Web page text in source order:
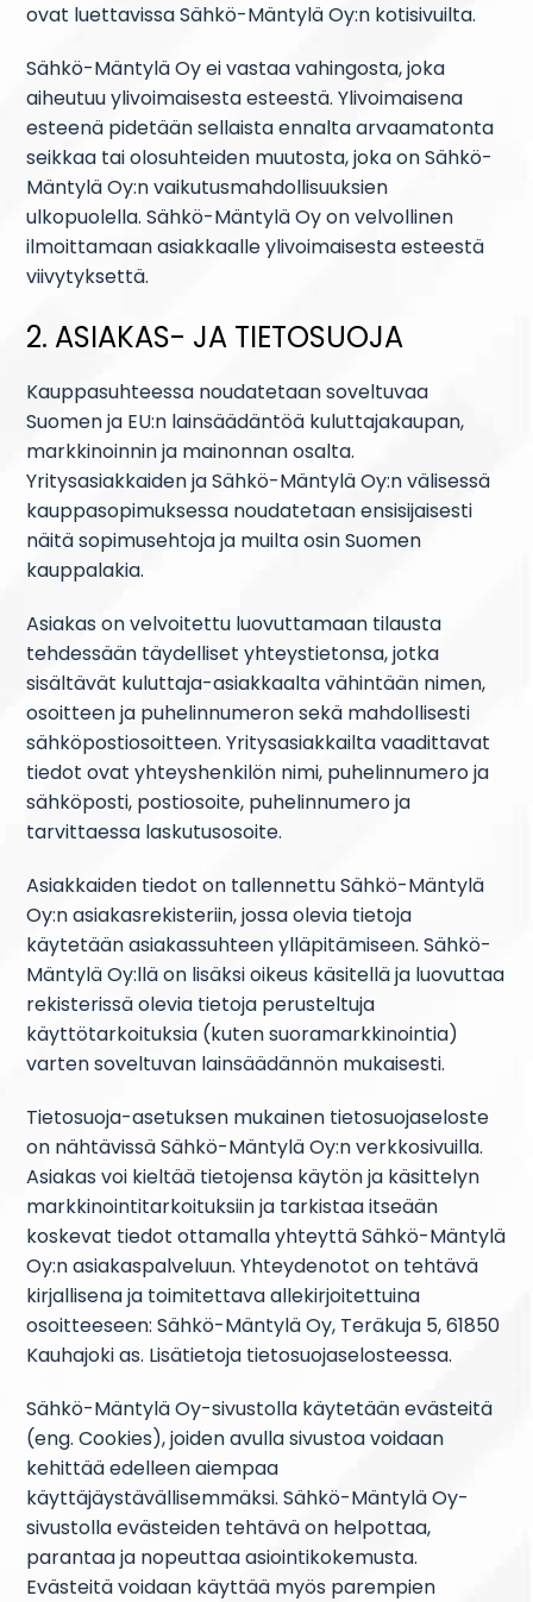
ovat luettavissa Sähkö-Mäntylä Oy:n kotisivuilta.
Sähkö-Mäntylä Oy ei vastaa vahingosta, joka
aiheutuu ylivoimaisesta esteestä. Ylivoimaisena
esteenä pidetään sellaista ennalta arvaamatonta
seikkaa tai olosuhteiden muutosta, joka on Sähkö-
Mäntylä Oy:n vaikutusmahdollisuuksien
ulkopuolella. Sähkö-Mäntylä Oy on velvollinen
ilmoittamaan asiakkaalle ylivoimaisesta esteestä
viivytyksettä.
2. ASIAKAS- JA TIETOSUOJA
Kauppasuhteessa noudatetaan soveltuvaa
Suomen ja EU:n lainsäädäntöä kuluttajakaupan,
markkinoinnin ja mainonnan osalta.
Yritysasiakkaiden ja Sähkö-Mäntylä Oy:n välisessä
kauppasopimuksessa noudatetaan ensisijaisesti
näitä sopimusehtoja ja muilta osin Suomen
kauppalakia.
Asiakas on velvoitettu luovuttamaan tilausta
tehdessään täydelliset yhteystietonsa, jotka
sisältävät kuluttaja-asiakkaalta vähintään nimen,
osoitteen ja puhelinnumeron sekä mahdollisesti
sähköpostiosoitteen. Yritysasiakkailta vaadittavat
tiedot ovat yhteyshenkilön nimi, puhelinnumero ja
sähköposti, postiosoite, puhelinnumero ja
tarvittaessa laskutusosoite.
Asiakkaiden tiedot on tallennettu Sähkö-Mäntylä
Oy:n asiakasrekisteriin, jossa olevia tietoja
käytetään asiakassuhteen ylläpitämiseen. Sähkö-
Mäntylä Oy:llä on lisäksi oikeus käsitellä ja luovuttaa
rekisterissä olevia tietoja perusteltuja
käyttötarkoituksia (kuten suoramarkkinointia)
varten soveltuvan lainsäädännön mukaisesti.
Tietosuoja-asetuksen mukainen tietosuojaseloste
on nähtävissä Sähkö-Mäntylä Oy:n verkkosivuilla.
Asiakas voi kieltää tietojensa käytön ja käsittelyn
markkinointitarkoituksiin ja tarkistaa itseään
koskevat tiedot ottamalla yhteyttä Sähkö-Mäntylä
Oy:n asiakaspalveluun. Yhteydenotot on tehtävä
kirjallisena ja toimitettava allekirjoitettuina
osoitteeseen: Sähkö-Mäntylä Oy, Teräkuja 5, 61850
Kauhajoki as. Lisätietoja tietosuojaselosteessa.
Sähkö-Mäntylä Oy-sivustolla käytetään evästeitä
(eng. Cookies), joiden avulla sivustoa voidaan
kehittää edelleen aiempaa
käyttäjäystävällisemmäksi. Sähkö-Mäntylä Oy-
sivustolla evästeiden tehtävä on helpottaa,
parantaa ja nopeuttaa asiointikokemusta.
Evästeitä voidaan käyttää myös parempien